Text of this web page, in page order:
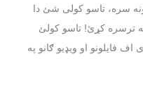
سره، تاسو کولی شئ دا
ترسره کړئ!تاسو کولئ
فایلونو او ویډیو ګانو په